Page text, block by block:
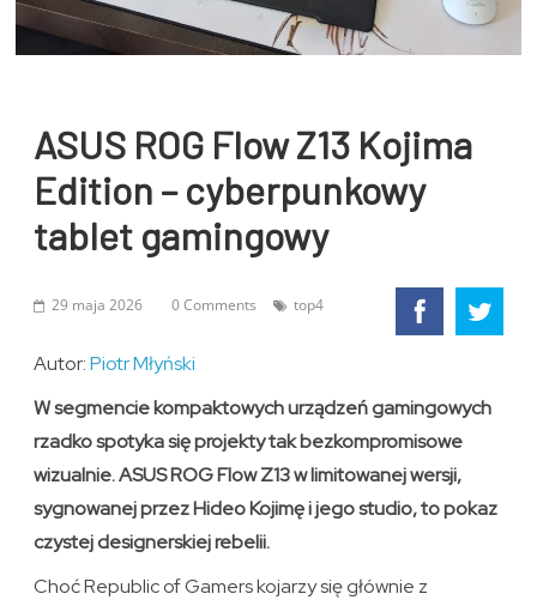
ASUS ROG Flow Z13 Kojima
Edition – cyberpunkowy
tablet gamingowy
29 maja 2026 0 Comments top4
Autor:Piotr Młyński
W segmencie kompaktowych urządzeń gamingowych
rzadko spotyka się projekty tak bezkompromisowe
wizualnie. ASUS ROG Flow Z13 w limitowanej wersji,
sygnowanej przez Hideo Kojimę i jego studio, to pokaz
czystej designerskiej rebelii.
Choć Republic of Gamers kojarzy się głównie z